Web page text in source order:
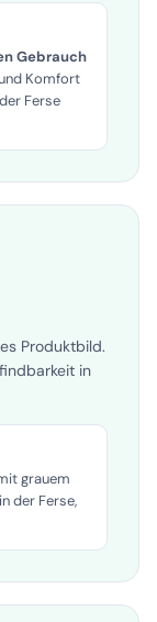
Gebrauch
Komfort
Ferse
Produktbild.
in
grauem
Ferse,